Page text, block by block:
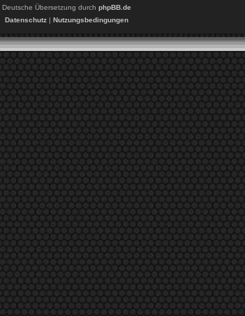
Deutsche Übersetzung durch phpBB.de
Datenschutz| Nutzungsbedingungen